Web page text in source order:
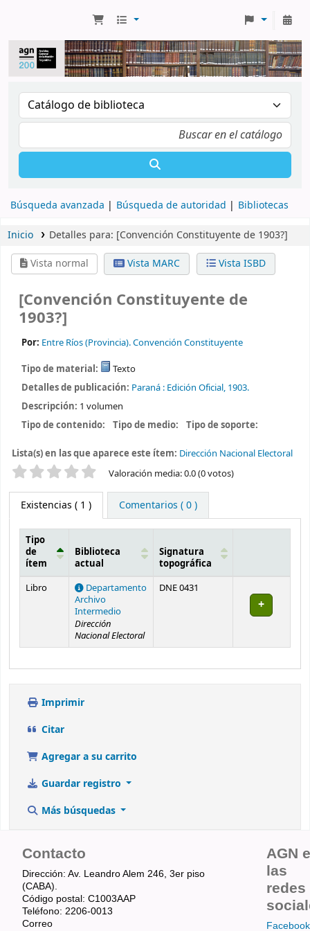
Búsqueda avanzada Búsqueda de autoridad Bibliotecas
Inicio Detalles para: [Convención Constituyente de 1903?]
Vista normal
Vista MARC Vista ISBD
[Convención Constituyente de
1903?]
Por: Entre Ríos (Provincia). Convención Constituyente
Tipo de material:
Texto
Detalles de publicación: Paraná : Edición Oficial, 1903.
Descripción: 1 volumen
Tipo de contenido:
Tipo de medio: Tipo de soporte:
Lista(s) en las que aparece este ítem: Dirección Nacional Electoral
Valoración Valoración media: 0.0 (0 votos)
Existencias ( 1 ) Comentarios ( 0 )
Existencias
Tipo
de
ítem
Biblioteca
actual
Signatura
topográfica
Libro
Departamento
Archivo
Intermedio
Dirección
Nacional Electoral
DNE 0431
Imprimir
Citar
Agregar a su carrito
Guardar registro
Más búsquedas
Contacto
Dirección: Av. Leandro Alem 246, 3er piso
(CABA).
Código postal: C1003AAP
Teléfono: 2206-0013
Correo
AGN
las
redes
Facebook